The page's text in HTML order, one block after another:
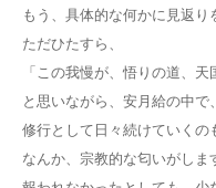
もう、具体的な何かに見返り
ただひたすら、
「この我慢が、悟りの道、天
と思いながら、安月給の中
修行として日々続けていくの
なんか、宗教的な匂いがし